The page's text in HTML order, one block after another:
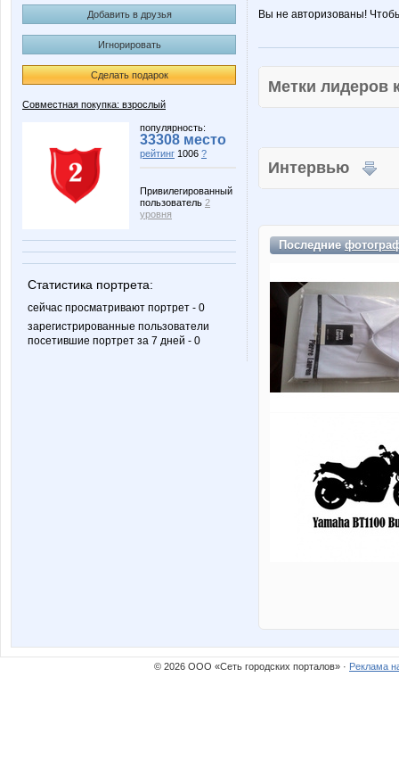
Добавить в друзья
Игнорировать
Сделать подарок
Совместная покупка: взрослый
популярность:
33308 место
рейтинг 1006 ?
Привилегированный
пользователь 2
уровня
Статистика портрета:
сейчас просматривают портрет - 0
зарегистрированные пользователи
посетившие портрет за 7 дней - 0
Вы не авторизованы!
Метки
Интервью
Последние
© 2026 ООО «Сеть городских порталов» · Реклама